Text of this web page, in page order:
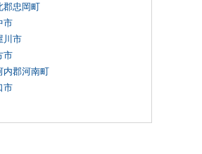
郡忠岡町
市
川市
市
内郡河南町
市